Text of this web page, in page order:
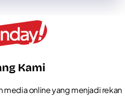
Kami
media online yang menjadi rekan